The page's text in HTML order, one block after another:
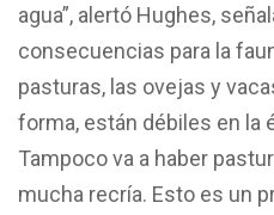
agua”, alertó Hughes,
consecuencias para la
pasturas, las ovejas y
forma, están débiles en la
Tampoco va a haber
mucha recría. Esto es un